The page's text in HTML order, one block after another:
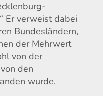
Er verweist dabei
Bundesländern,
der Mehrwert
von der
den
wurde.